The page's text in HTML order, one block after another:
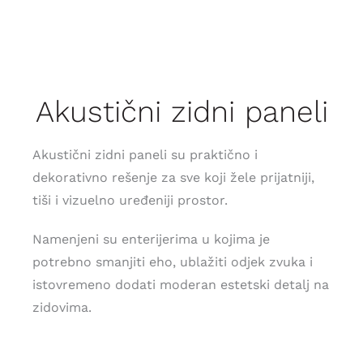
Akustični zidni paneli
Akustični zidni paneli su praktično i
dekorativno rešenje za sve koji žele prijatniji,
tiši i vizuelno uređeniji prostor.
Namenjeni su enterijerima u kojima je
potrebno smanjiti eho, ublažiti odjek zvuka i
istovremeno dodati moderan estetski detalj na
zidovima.